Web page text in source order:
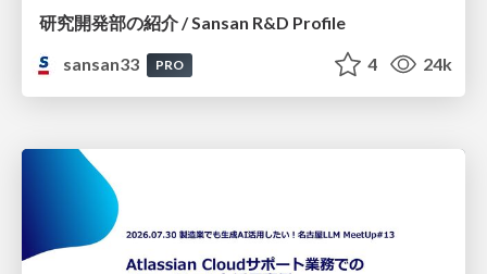
研究開発部の紹介 / Sansan R&D Profile
sansan33
PRO 4 24k